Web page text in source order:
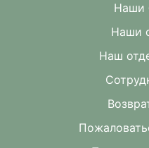
Наши
Наши
Наш